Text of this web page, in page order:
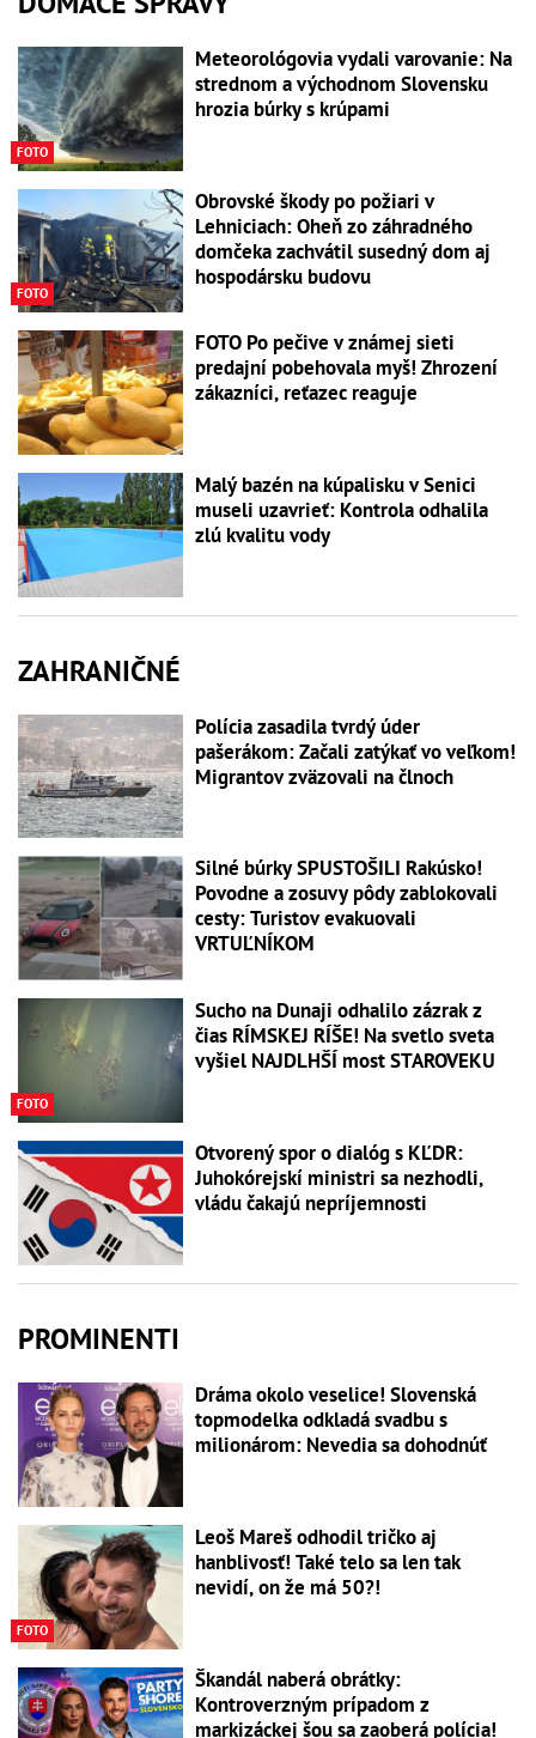
FOTO
Meteorológovia vydali varovanie: Na
strednom a východnom Slovensku
hrozia búrky s krúpami
FOTO
Obrovské škody po požiari v
Lehniciach: Oheň zo záhradného
domčeka zachvátil susedný dom aj
hospodársku budovu
FOTO Po pečive v známej sieti
predajní pobehovala myš! Zhrození
zákazníci, reťazec reaguje
Malý bazén na kúpalisku v Senici
museli uzavrieť: Kontrola odhalila
zlú kvalitu vody
ZAHRANIČNÉ
Polícia zasadila tvrdý úder
pašerákom: Začali zatýkať vo veľkom!
Migrantov zväzovali na člnoch
Silné búrky SPUSTOŠILI Rakúsko!
Povodne a zosuvy pôdy zablokovali
cesty: Turistov evakuovali
VRTUĽNÍKOM
FOTO
Sucho na Dunaji odhalilo zázrak z
čias RÍMSKEJ RÍŠE! Na svetlo sveta
vyšiel NAJDLHŠÍ most STAROVEKU
Otvorený spor o dialóg s KĽDR:
Juhokórejskí ministri sa nezhodli,
vládu čakajú nepríjemnosti
PROMINENTI
Dráma okolo veselice! Slovenská
topmodelka odkladá svadbu s
milionárom: Nevedia sa dohodnúť
FOTO
Leoš Mareš odhodil tričko aj
hanblivosť! Také telo sa len tak
nevidí, on že má 50?!
Škandál naberá obrátky:
Kontroverzným prípadom z
markizáckej šou sa zaoberá polícia!